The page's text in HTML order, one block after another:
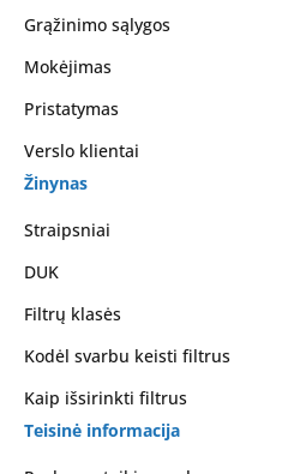
Grąžinimo sąlygos
Mokėjimas
Pristatymas
Verslo klientai
Žinynas
Straipsniai
DUK
Filtrų klasės
Kodėl svarbu keisti filtrus
Kaip išsirinkti filtrus
Teisinė informacija